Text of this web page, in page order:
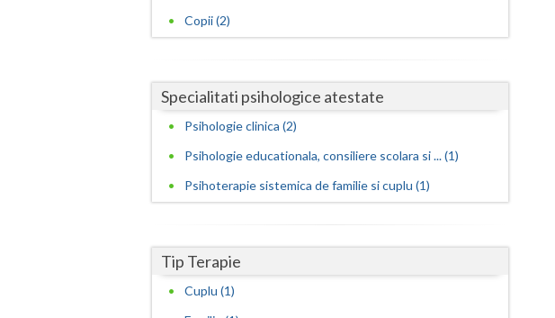
Mehedinti
Mures
Neamt
Olt
Copii (2)
Specialitati psihologice atestate
Psihologie clinica (2)
Psihologie educationala, consiliere scolara si ... (1)
Psihoterapie sistemica de familie si cuplu (1)
Tip Terapie
Cuplu (1)